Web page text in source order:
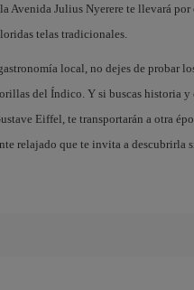
Avenida Julius Nyerere te llevará por
telas tradicionales.
local, no dejes de probar
del Índico. Y si buscas historia
Eiffel, te transportarán a otra
relajado que te invita a descubrirla